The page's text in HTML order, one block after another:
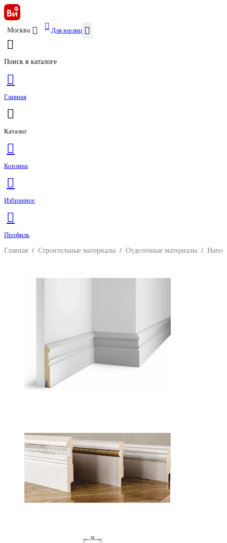
Москва Для юрлиц
Поиск в каталоге
Главная
Каталог
Корзина
Избранное
Профиль
Главная / Строительные материалы / Отделочные материалы /